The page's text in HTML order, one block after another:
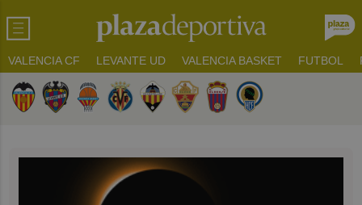
VALENCIA CF LEVANTE UD VALENCIA BASKET FUTBOL